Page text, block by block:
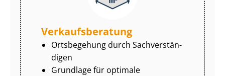
Ver­kaufs­be­ra­tung
Ortsbegehung durch Sach­ver­stän­
di­gen
Grundlage für optimale